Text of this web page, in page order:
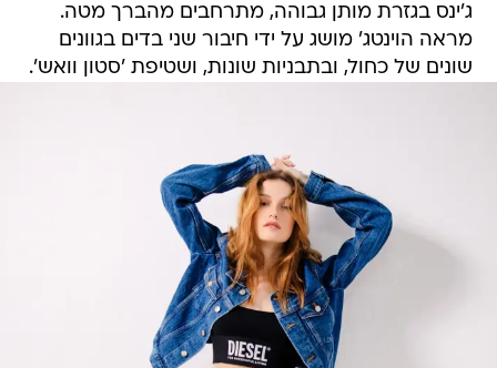
ג'ינס בגזרת מותן גבוהה, מתרחבים מהברך מטה.
מראה הוינטג' מושג על ידי חיבור שני בדים בגוונים
שונים של כחול, ובתבניות שונות, ושטיפת 'סטון וואש'.